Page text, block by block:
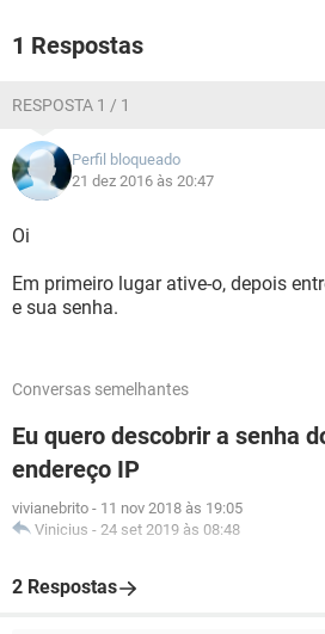
1 Respostas
RESPOSTA 1 / 1
Perfil bloqueado
21 dez 2016 às 20:47
Oi
Em primeiro lugar ative-o, depois
e sua senha.
Conversas semelhantes
Eu quero descobrir a senha
endereço IP
vivianebrito - 11 nov 2018 às 19:05
Vinicius - 24 set 2019 às 08:48
2 Respostas